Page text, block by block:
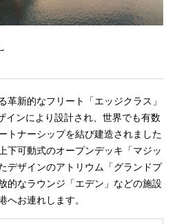
革新的なフリート「エッジクラス」
インにより設計され、世界でも有数
トナーシップを結び建造されました
下可動式のオープンデッキ「マジッ
デザインのアトリウム「グランドプ
的なラウンジ「エデン」などの施設
へお連れします。